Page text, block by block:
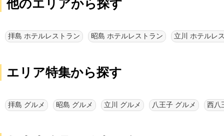
他のエリアから探す
拝島 ホテルレストラン 昭島 ホテルレストラン 立川 ホテルレ
エリア特集から探す
拝島 グルメ 昭島 グルメ 立川 グルメ 八王子 グルメ 西八